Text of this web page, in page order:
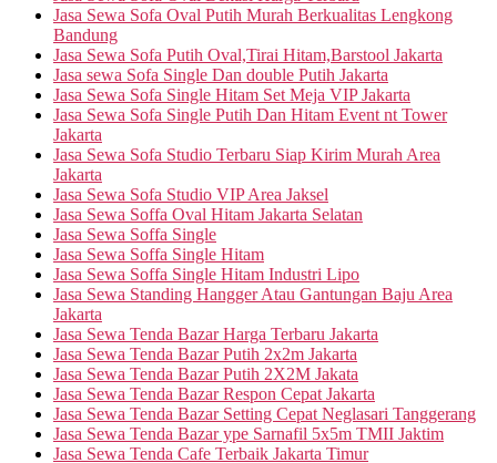
Jasa Sewa Sofa Oval Putih Murah Berkualitas Lengkong
Bandung
Jasa Sewa Sofa Putih Oval,Tirai Hitam,Barstool Jakarta
Jasa sewa Sofa Single Dan double Putih Jakarta
Jasa Sewa Sofa Single Hitam Set Meja VIP Jakarta
Jasa Sewa Sofa Single Putih Dan Hitam Event nt Tower
Jakarta
Jasa Sewa Sofa Studio Terbaru Siap Kirim Murah Area
Jakarta
Jasa Sewa Sofa Studio VIP Area Jaksel
Jasa Sewa Soffa Oval Hitam Jakarta Selatan
Jasa Sewa Soffa Single
Jasa Sewa Soffa Single Hitam
Jasa Sewa Soffa Single Hitam Industri Lipo
Jasa Sewa Standing Hangger Atau Gantungan Baju Area
Jakarta
Jasa Sewa Tenda Bazar Harga Terbaru Jakarta
Jasa Sewa Tenda Bazar Putih 2x2m Jakarta
Jasa Sewa Tenda Bazar Putih 2X2M Jakata
Jasa Sewa Tenda Bazar Respon Cepat Jakarta
Jasa Sewa Tenda Bazar Setting Cepat Neglasari Tanggerang
Jasa Sewa Tenda Bazar ype Sarnafil 5x5m TMII Jaktim
Jasa Sewa Tenda Cafe Terbaik Jakarta Timur